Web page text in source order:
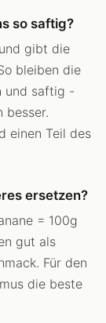
so saftig?
gibt die
bleiben die
und saftig -
besser.
einen Teil des
ersetzen?
= 100g
gut als
Für den
die beste